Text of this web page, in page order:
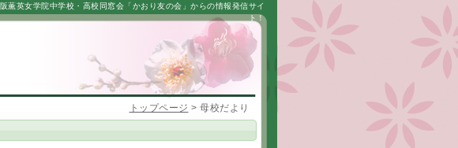
薫英女学院中学校・高校同窓会「かおり友の会」からの情報発信サイ
ト！
トップページ > 母校だより